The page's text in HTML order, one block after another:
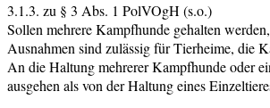
3.1.3. zu § 3 Abs. 1 PolVOgH (s.o.)
Sollen mehrere Kampfhunde gehalten
Ausnahmen sind zulässig für Tierheime, die
An die Haltung mehrerer Kampfhunde oder
ausgehen als von der Haltung eines